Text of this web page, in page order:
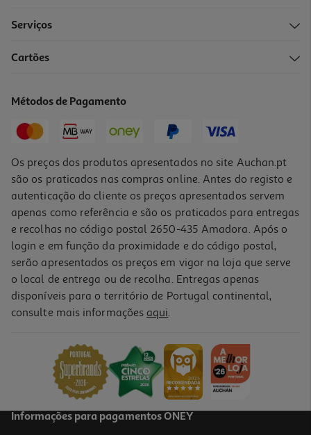
Máquina De Embalar A Vácuo E Selar Qilive Q.5832 120 W 2 Em 1
39,99 €
Serviços
Cartões
Métodos de Pagamento
Os preços dos produtos apresentados no site Auchan.pt
são os praticados nas compras online. Antes do registo e
autenticação do cliente os preços apresentados servem
apenas como referência e são os praticados para entregas
e recolhas no código postal 2650-435 Amadora. Após o
login e em função da proximidade e do código postal,
serão apresentados os preços em vigor na loja que serve
o local de entrega ou de recolha. Entregas apenas
disponíveis para o território de Portugal continental,
consulte mais informações aqui.
Informações para pagamentos ONEY